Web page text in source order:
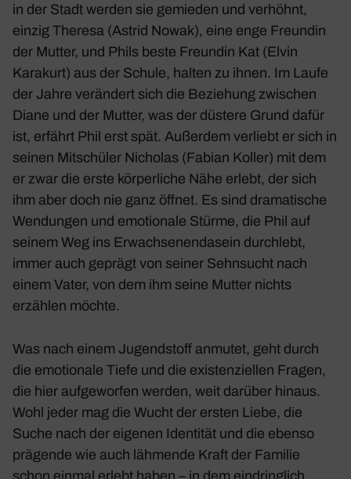
in der Stadt werden sie gemieden und verhöhnt,
einzig Theresa (Astrid Nowak), eine enge Freundin
der Mutter, und Phils beste Freundin Kat (Elvin
Karakurt) aus der Schule, halten zu ihnen. Im Laufe
der Jahre verän­dert sich die Bezie­hung zwischen
Diane und der Mutter, was der düstere Grund dafür
ist, erfährt Phil erst spät. Außerdem verliebt er sich in
seinen Mitschüler Nicholas (Fabian Koller) mit dem
er zwar die erste körper­liche Nähe erlebt, der sich
ihm aber doch nie ganz öffnet. Es sind drama­ti­sche
Wendungen und emotio­nale Stürme, die Phil auf
seinem Weg ins Erwach­se­nen­da­sein durch­lebt,
immer auch geprägt von seiner Sehn­sucht nach
einem Vater, von dem ihm seine Mutter nichts
erzählen möchte.
Was nach einem Jugend­stoff anmutet, geht durch
die emotio­nale Tiefe und die exis­ten­zi­ellen Fragen,
die hier aufge­worfen werden, weit darüber hinaus.
Wohl jeder mag die Wucht der ersten Liebe, die
Suche nach der eigenen Iden­tität und die ebenso
prägende wie auch lähmende Kraft der Familie
schon einmal erlebt haben – in dem eindring­lich